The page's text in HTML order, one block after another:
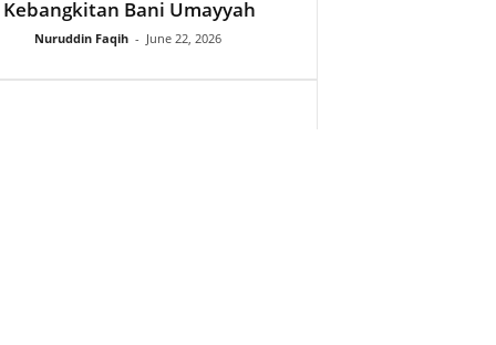
Kebangkitan Bani Umayyah
Nuruddin Faqih - June 22, 2026